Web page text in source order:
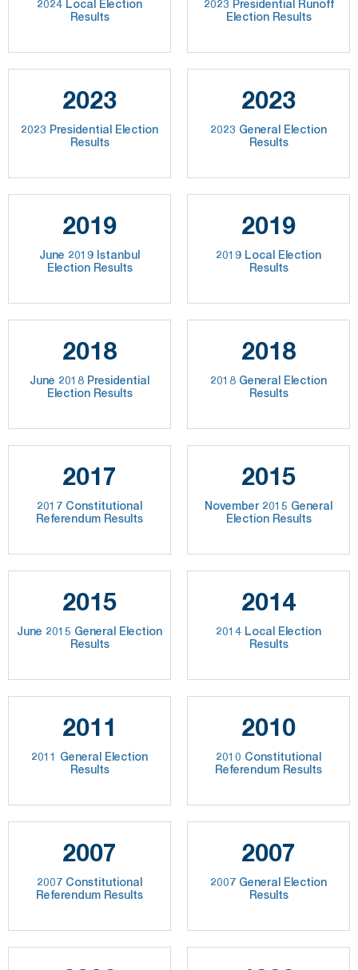
2024 Local Election
Results
2023 Presidential Runoff
Election Results
2023
2023 Presidential Election
Results
2023
2023 General Election
Results
2019
June 2019 Istanbul
Election Results
2019
2019 Local Election
Results
2018
June 2018 Presidential
Election Results
2018
2018 General Election
Results
2017
2017 Constitutional
Referendum Results
2015
November 2015 General
Election Results
2015
June 2015 General Election
Results
2014
2014 Local Election
Results
2011
2011 General Election
Results
2010
2010 Constitutional
Referendum Results
2007
2007 Constitutional
Referendum Results
2007
2007 General Election
Results